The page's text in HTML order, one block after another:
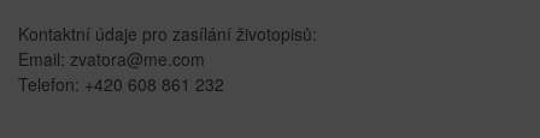
Kontaktní údaje pro zasílání životopisů:
Email: zvatora@me.com
Telefon: +420 608 861 232